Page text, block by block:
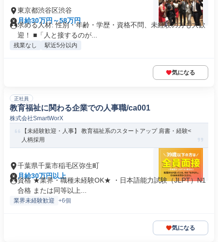
東京都渋谷区渋谷
月給30万円～58万円
求める人材: 性別・年齢・学歴・資格不問、未経験の方も大歓
迎！ ■「人と接するのが...
残業なし 駅近5分以内
気になる
正社員
教育福祉に関わる企業での人事職/ca001
株式会社SmartWorX
【未経験歓迎・人事】 教育福祉系のスタートアップ 肩書・経験<
人柄採用
千葉県千葉市稲毛区弥生町
月給30万円以上
資格 ★業界・職種未経験OK★ ・日本語能力試験（JLPT）N1
合格 または同等以上...
業界未経験歓迎 +6個
気になる